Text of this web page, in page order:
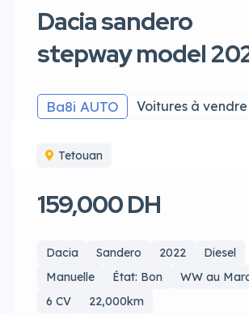
Dacia sandero
stepway model
Ba8i AUTO Voitures à vendre
Tetouan
159,000 DH
Dacia Sandero 2022
Diesel
Manuelle
État: Bon
WW au
6 CV
22,000km